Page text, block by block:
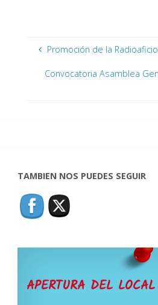
Promoción de la
Convocatoria Asamblea
TAMBIEN NOS PUEDES SEGUIR
APERTURA DEL LOCAL